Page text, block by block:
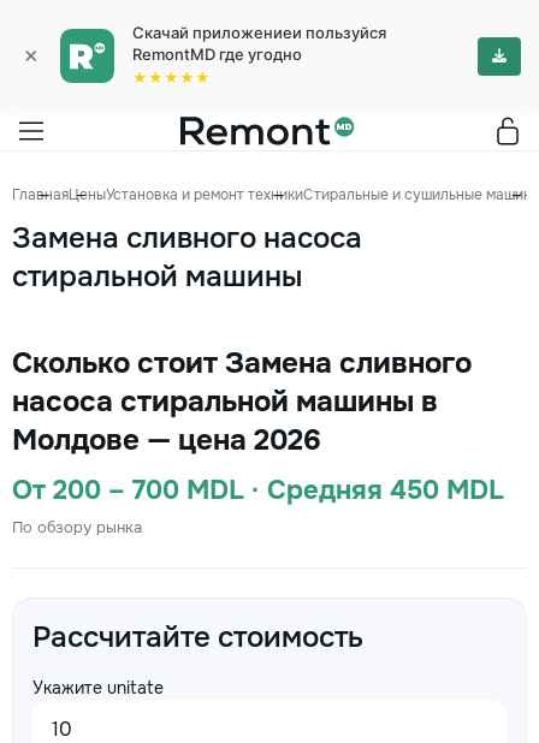
×
Скачай приложениеи пользуйся
RemontMD где угодно
★★★★★
ГлавнаяЦеныУстановка и ремонт техникиСтиральные и сушильные
Замена сливного насоса
стиральной машины
Сколько стоит Замена сливного
насоса стиральной машины в
Молдове — цена 2026
От 200 – 700 MDL · Средняя 450 MDL
По обзору рынка
Рассчитайте стоимость
Укажите unitate